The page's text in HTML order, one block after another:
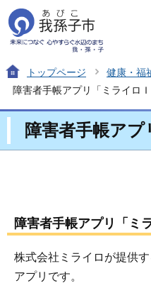
トップページ 健康・福
障害者手帳アプリ「ミライロＩ
障害者手帳アプ
障害者手帳アプリ「ミ
株式会社ミライロが提供
アプリです。